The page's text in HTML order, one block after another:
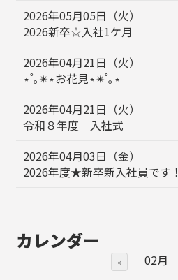
2026年05月05日（火）
2026新卒☆入社1ケ月
2026年04月21日（火）
⋆˚｡✴︎⋆お花見⋆✴︎˚｡⋆
2026年04月21日（火）
令和８年度 入社式
2026年04月03日（金）
2026年度★新卒新入社員です！
カレンダー
« 02月